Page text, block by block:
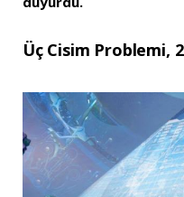
Üç Cisim Problemi,